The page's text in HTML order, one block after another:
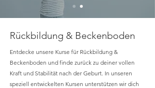
Rückbildung & Beckenboden
Entdecke unsere Kurse für Rückbildung &
Beckenboden und finde zurück zu deiner vollen
Kraft und Stabilität nach der Geburt. In unseren
speziell entwickelten Kursen unterstützen wir dich